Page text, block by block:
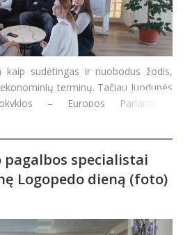
kaip sudėtingas ir nuobodus žodis,
terminų. Tačiau Juodupės
– Europos Parlamento
temą pavertė įdomia ir prasminga
išlaidų iki E
specialistai
Logopedo dieną (foto)